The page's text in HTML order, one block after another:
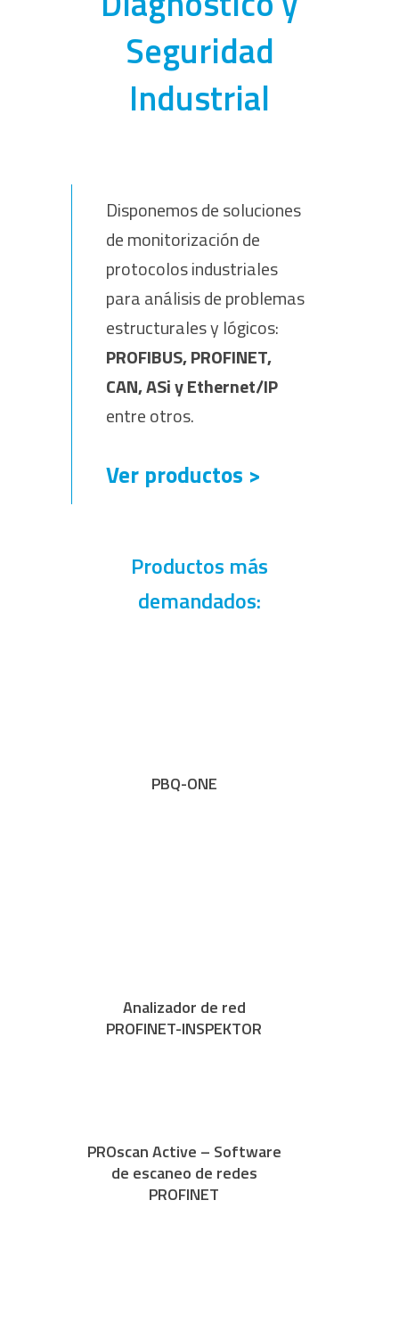
Seguridad
Industrial
Disponemos de soluciones
de monitorización de
protocolos industriales
para análisis de problemas
estructurales y lógicos:
PROFIBUS, PROFINET,
CAN, ASi y Ethernet/IP
entre otros.
Ver productos >
Productos más
demandados:
PBQ-ONE
Analizador de red
PROFINET-INSPEKTOR
PROscan Active – Software
de escaneo de redes
PROFINET